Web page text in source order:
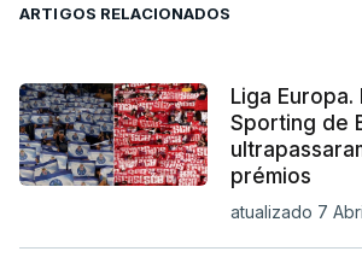
ARTIGOS RELACIONADOS
Liga Europa.
Sporting de
prémios
atualizado 7